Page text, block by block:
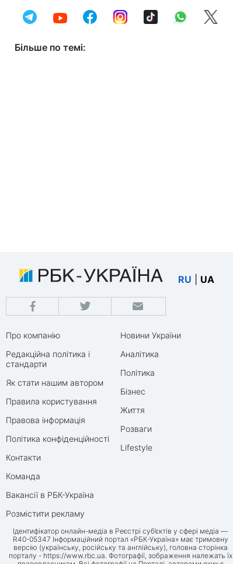
Більше по темі:
RU UA
Про компанію
Редакційна політика і
стандарти
Як стати нашим автором
Правила користування
Правова інформація
Політика конфіденційності
Контакти
Команда
Вакансії в РБК-Україна
Розмістити рекламу
Новини України
Аналітика
Політика
Бізнес
Життя
Розваги
Lifestyle
Ідентифікатор онлайн-медіа в Реєстрі суб’єктів у сфері медіа —
R40-05347 Інформаційний портал «РБК-Україна» має тримовну
версію (українську, російську та англійську), головна сторінка
порталу - https://www.rbc.ua. Фотографії, зображення належать їх